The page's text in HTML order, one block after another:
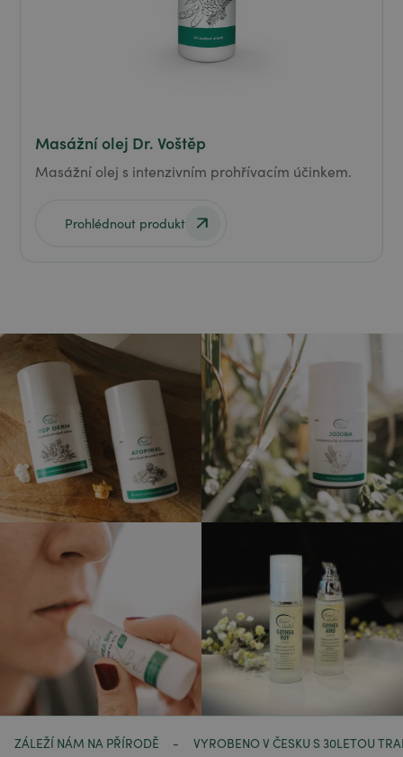
Masážní olej Dr. Voštěp
Masážní olej s intenzivním prohřívacím účinkem.
Prohlédnout produkt
ZÁLEŽÍ NÁM NA PŘÍRODĚ - VYROBENO V ČESKU S 30LETOU